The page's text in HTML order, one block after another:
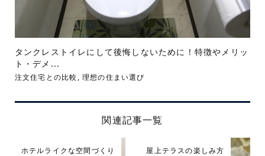
タンクレストイレにして後悔しないために！特徴やメリッ
ト・デメ...
注文住宅との比較 , 理想の住まい選び
関連記事一覧
ホテルライクな空間づくり 屋上テラスの楽しみ方